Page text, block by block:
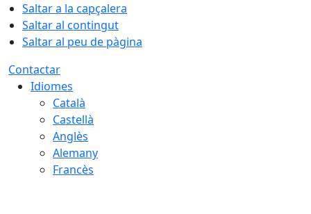
Saltar a la capçalera
Saltar al contingut
Saltar al peu de pàgina
Contactar
Idiomes
Català
Castellà
Anglès
Alemany
Francès